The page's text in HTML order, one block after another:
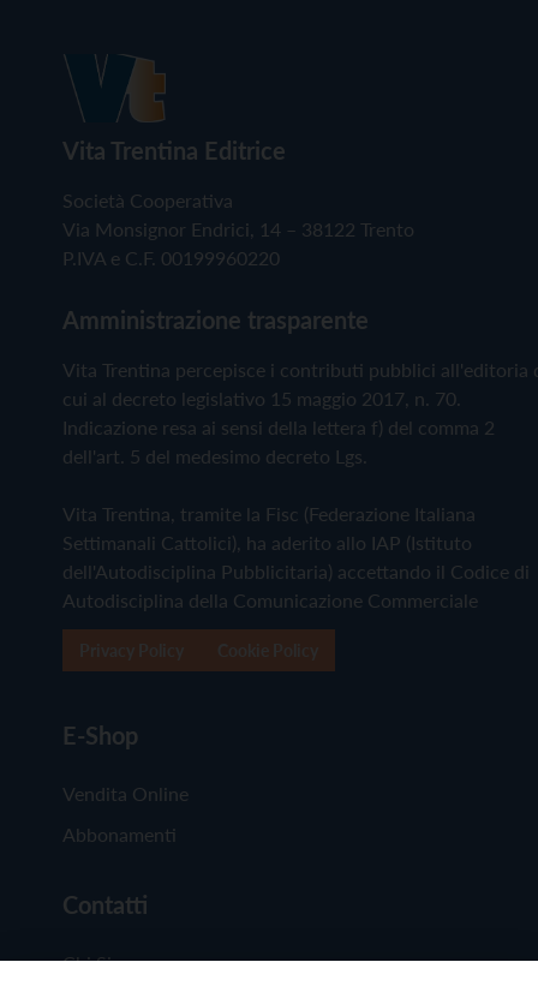
Vita Trentina Editrice
Società Cooperativa
Via Monsignor Endrici, 14 – 38122 Trento
P.IVA e C.F. 00199960220
Amministrazione trasparente
Vita Trentina percepisce i contributi pubblici all'editoria
cui al decreto legislativo 15 maggio 2017, n. 70.
Indicazione resa ai sensi della lettera f) del comma 2
dell'art. 5 del medesimo decreto Lgs.
Vita Trentina, tramite la Fisc (Federazione Italiana
Settimanali Cattolici), ha aderito allo IAP (Istituto
dell'Autodisciplina Pubblicitaria) accettando il Codice di
Autodisciplina della Comunicazione Commerciale
E-Shop
Vendita Online
Abbonamenti
Contatti
Chi Siamo